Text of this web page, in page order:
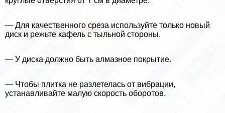
— Для качественного среза используйте только новый
диск и режьте кафель с тыльной стороны.
— У диска должно быть алмазное покрытие.
— Чтобы плитка не разлетелась от вибрации,
устанавливайте малую скорость оборотов.